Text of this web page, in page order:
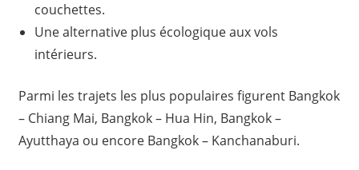
couchettes.
Une alternative plus écologique aux vols
intérieurs.
Parmi les trajets les plus populaires figurent Bangkok
– Chiang Mai, Bangkok – Hua Hin, Bangkok –
Ayutthaya ou encore Bangkok – Kanchanaburi.